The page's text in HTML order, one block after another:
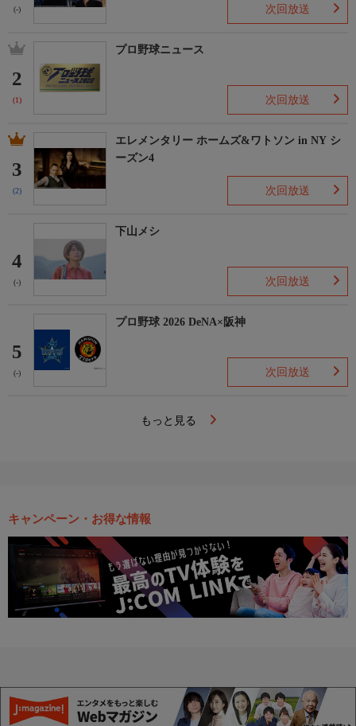
(-) 次回放送
2
(1)
プロ野球ニュース
次回放送
3
(2)
エレメンタリー ホームズ&ワトソン in NY シ
ーズン4
次回放送
4
(-)
下山メシ
次回放送
5
(-)
プロ野球 2026 DeNA×阪神
次回放送
もっと見る
キャンペーン・お得な情報